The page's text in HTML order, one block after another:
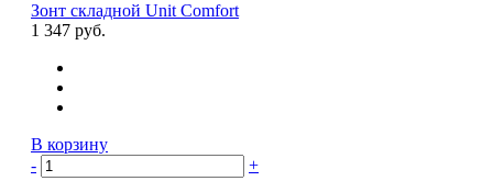
Зонт складной Unit Comfort
1 347 руб.
В корзину
-
+